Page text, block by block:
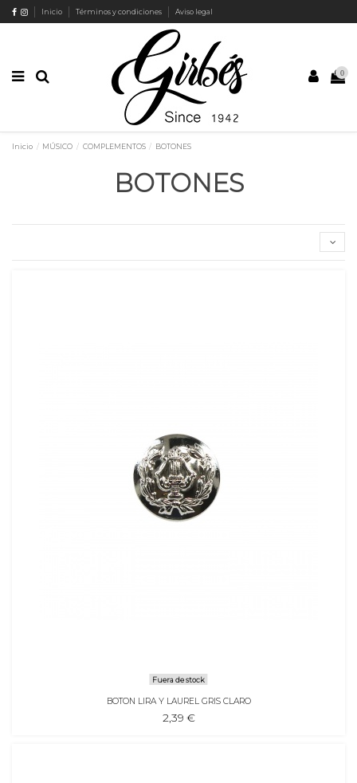
Inicio Términos y condiciones Aviso legal
0
Inicio MÚSICO COMPLEMENTOS BOTONES
BOTONES
Fuera de stock
BOTON LIRA Y LAUREL GRIS CLARO
2,39 €